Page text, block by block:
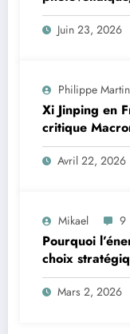
les
Juin 23, 2026
Philippe Martin
Xi Jinping en
critique
erreurs faites
Avril 22, 2026
Mikael 9
Pourquoi
choix
Mars 2, 2026